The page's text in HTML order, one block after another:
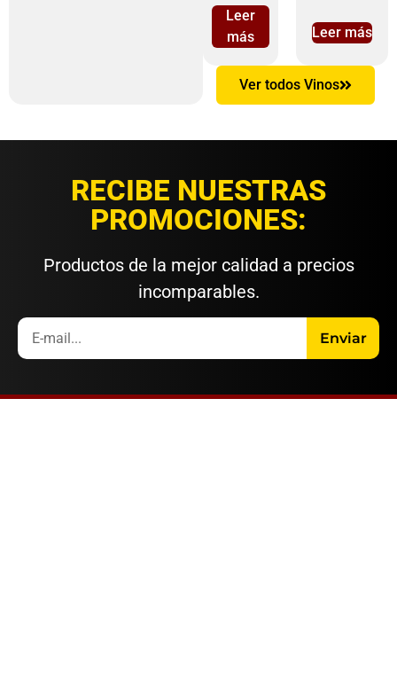
Leer
más
Leer más
Ver todos Vinos
RECIBE NUESTRAS
PROMOCIONES:
Productos de la mejor calidad a precios
incomparables.
Enviar